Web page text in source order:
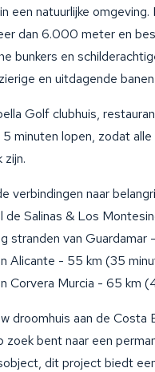
een natuurlijke
dan 6.000 meter en
bunkers en
en uitdagende
Golf clubhuis,
minuten lopen, zodat
zijn.
verbindingen naar
de Salinas & Los
stranden van Guardamar
Alicante - 55 km (35
Corvera Murcia - 65 km
droomhuis aan de Costa
zoek bent naar een
dit project biedt